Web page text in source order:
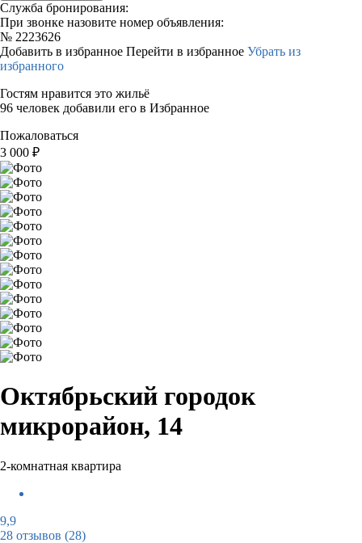
Служба бронирования:
При звонке назовите номер объявления:
№ 2223626
Добавить в избранное Перейти в избранное Убрать из
избранного
Гостям нравится это жильё
96 человек добавили его в Избранное
Пожаловаться
3 000 ₽
Октябрьский городок
микрорайон, 14
2-комнатная квартира
9,9
28 отзывов (28)